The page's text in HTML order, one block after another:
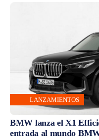
LANZAMIENTOS
BMW lanza el X1
entrada al mundo